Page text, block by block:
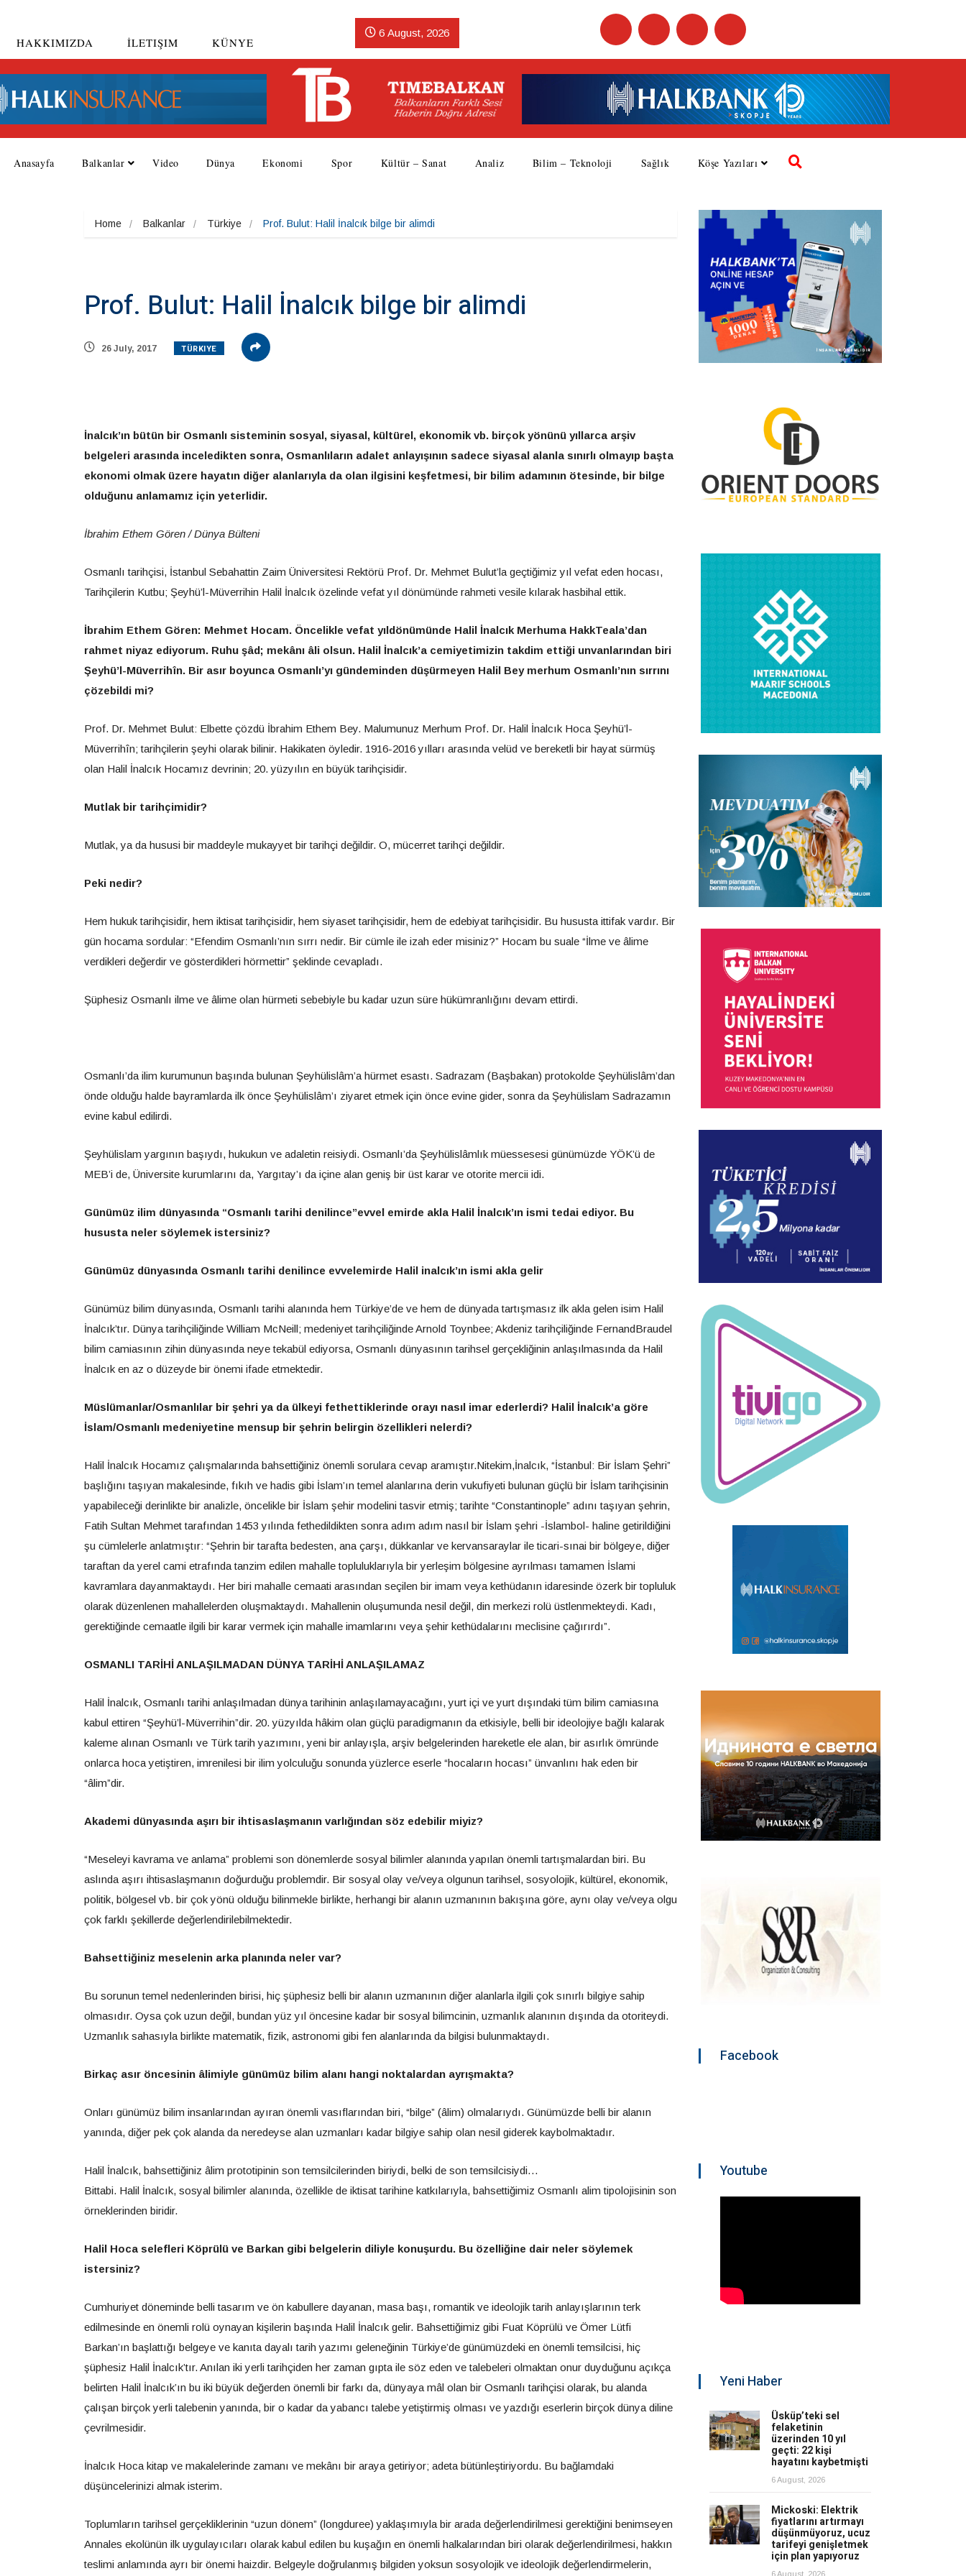
HAKKIMIZDA İLETIŞIM KÜNYE
6 August, 2026
Anasayfa Balkanlar Video Dünya Ekonomi Spor Kültür – Sanat Analiz Bilim – Teknoloji Sağlık Köşe Yazıları
Home Balkanlar Türkiye Prof. Bulut: Halil İnalcık bilge bir alimdi
Prof. Bulut: Halil İnalcık bilge bir alimdi
26 July, 2017 TÜRKIYE
İnalcık’ın bütün bir Osmanlı sisteminin sosyal, siyasal, kültürel, ekonomik vb. birçok yönünü yıllarca arşiv
belgeleri arasında inceledikten sonra, Osmanlıların adalet anlayışının sadece siyasal alanla sınırlı olmayıp başta
ekonomi olmak üzere hayatın diğer alanlarıyla da olan ilgisini keşfetmesi, bir bilim adamının ötesinde, bir bilge
olduğunu anlamamız için yeterlidir.
İbrahim Ethem Gören / Dünya Bülteni
Osmanlı tarihçisi, İstanbul Sebahattin Zaim Üniversitesi Rektörü Prof. Dr. Mehmet Bulut’la geçtiğimiz yıl vefat eden hocası,
Tarihçilerin Kutbu; Şeyhü’l-Müverrihin Halil İnalcık özelinde vefat yıl dönümünde rahmeti vesile kılarak hasbihal ettik.
İbrahim Ethem Gören: Mehmet Hocam. Öncelikle vefat yıldönümünde Halil İnalcık Merhuma HakkTeala’dan
rahmet niyaz ediyorum. Ruhu şâd; mekânı âli olsun. Halil İnalcık’a cemiyetimizin takdim ettiği unvanlarından biri
Şeyhü’l-Müverrihîn. Bir asır boyunca Osmanlı’yı gündeminden düşürmeyen Halil Bey merhum Osmanlı’nın sırrını
çözebildi mi?
Prof. Dr. Mehmet Bulut: Elbette çözdü İbrahim Ethem Bey. Malumunuz Merhum Prof. Dr. Halil İnalcık Hoca Şeyhü’l-
Müverrihîn; tarihçilerin şeyhi olarak bilinir. Hakikaten öyledir. 1916-2016 yılları arasında velüd ve bereketli bir hayat sürmüş
olan Halil İnalcık Hocamız devrinin; 20. yüzyılın en büyük tarihçisidir.
Mutlak bir tarihçimidir?
Mutlak, ya da hususi bir maddeyle mukayyet bir tarihçi değildir. O, mücerret tarihçi değildir.
Peki nedir?
Hem hukuk tarihçisidir, hem iktisat tarihçisidir, hem siyaset tarihçisidir, hem de edebiyat tarihçisidir. Bu hususta ittifak vardır. Bir
gün hocama sordular: “Efendim Osmanlı’nın sırrı nedir. Bir cümle ile izah eder misiniz?” Hocam bu suale “İlme ve âlime
verdikleri değerdir ve gösterdikleri hörmettir” şeklinde cevapladı.
Şüphesiz Osmanlı ilme ve âlime olan hürmeti sebebiyle bu kadar uzun süre hükümranlığını devam ettirdi.
Osmanlı’da ilim kurumunun başında bulunan Şeyhülislâm’a hürmet esastı. Sadrazam (Başbakan) protokolde Şeyhülislâm’dan
önde olduğu halde bayramlarda ilk önce Şeyhülislâm’ı ziyaret etmek için önce evine gider, sonra da Şeyhülislam Sadrazamın
evine kabul edilirdi.
Şeyhülislam yargının başıydı, hukukun ve adaletin reisiydi. Osmanlı’da Şeyhülislâmlık müessesesi günümüzde YÖK’ü de
MEB’i de, Üniversite kurumlarını da, Yargıtay’ı da içine alan geniş bir üst karar ve otorite mercii idi.
Günümüz ilim dünyasında “Osmanlı tarihi denilince”evvel emirde akla Halil İnalcık’ın ismi tedai ediyor. Bu
hususta neler söylemek istersiniz?
Günümüz dünyasında Osmanlı tarihi denilince evvelemirde Halil inalcık’ın ismi akla gelir
Günümüz bilim dünyasında, Osmanlı tarihi alanında hem Türkiye’de ve hem de dünyada tartışmasız ilk akla gelen isim Halil
İnalcık’tır. Dünya tarihçiliğinde William McNeill; medeniyet tarihçiliğinde Arnold Toynbee; Akdeniz tarihçiliğinde FernandBraudel
bilim camiasının zihin dünyasında neye tekabül ediyorsa, Osmanlı dünyasının tarihsel gerçekliğinin anlaşılmasında da Halil
İnalcık en az o düzeyde bir önemi ifade etmektedir.
Müslümanlar/Osmanlılar bir şehri ya da ülkeyi fethettiklerinde orayı nasıl imar ederlerdi? Halil İnalcık’a göre
İslam/Osmanlı medeniyetine mensup bir şehrin belirgin özellikleri nelerdi?
Halil İnalcık Hocamız çalışmalarında bahsettiğiniz önemli sorulara cevap aramıştır.Nitekim,İnalcık, “İstanbul: Bir İslam Şehri”
başlığını taşıyan makalesinde, fıkıh ve hadis gibi İslam’ın temel alanlarına derin vukufiyeti bulunan güçlü bir İslam tarihçisinin
yapabileceği derinlikte bir analizle, öncelikle bir İslam şehir modelini tasvir etmiş; tarihte “Constantinople” adını taşıyan şehrin,
Fatih Sultan Mehmet tarafından 1453 yılında fethedildikten sonra adım adım nasıl bir İslam şehri -İslambol- haline getirildiğini
şu cümlelerle anlatmıştır: “Şehrin bir tarafta bedesten, ana çarşı, dükkanlar ve kervansaraylar ile ticari-sınai bir bölgeye, diğer
taraftan da yerel cami etrafında tanzim edilen mahalle topluluklarıyla bir yerleşim bölgesine ayrılması tamamen İslami
kavramlara dayanmaktaydı. Her biri mahalle cemaati arasından seçilen bir imam veya kethüdanın idaresinde özerk bir topluluk
olarak düzenlenen mahallelerden oluşmaktaydı. Mahallenin oluşumunda nesil değil, din merkezi rolü üstlenmekteydi. Kadı,
gerektiğinde cemaatle ilgili bir karar vermek için mahalle imamlarını veya şehir kethüdalarını meclisine çağırırdı”.
OSMANLI TARİHİ ANLAŞILMADAN DÜNYA TARİHİ ANLAŞILAMAZ
Halil İnalcık, Osmanlı tarihi anlaşılmadan dünya tarihinin anlaşılamayacağını, yurt içi ve yurt dışındaki tüm bilim camiasına
kabul ettiren “Şeyhü’l-Müverrihin”dir. 20. yüzyılda hâkim olan güçlü paradigmanın da etkisiyle, belli bir ideolojiye bağlı kalarak
kaleme alınan Osmanlı ve Türk tarih yazımını, yeni bir anlayışla, arşiv belgelerinden hareketle ele alan, bir asırlık ömründe
onlarca hoca yetiştiren, imrenilesi bir ilim yolculuğu sonunda yüzlerce eserle “hocaların hocası” ünvanlını hak eden bir
“âlim”dir.
Akademi dünyasında aşırı bir ihtisaslaşmanın varlığından söz edebilir miyiz?
“Meseleyi kavrama ve anlama” problemi son dönemlerde sosyal bilimler alanında yapılan önemli tartışmalardan biri. Bu
aslında aşırı ihtisaslaşmanın doğurduğu problemdir. Bir sosyal olay ve/veya olgunun tarihsel, sosyolojik, kültürel, ekonomik,
politik, bölgesel vb. bir çok yönü olduğu bilinmekle birlikte, herhangi bir alanın uzmanının bakışına göre, aynı olay ve/veya olgu
çok farklı şekillerde değerlendirilebilmektedir.
Bahsettiğiniz meselenin arka planında neler var?
Bu sorunun temel nedenlerinden birisi, hiç şüphesiz belli bir alanın uzmanının diğer alanlarla ilgili çok sınırlı bilgiye sahip
olmasıdır. Oysa çok uzun değil, bundan yüz yıl öncesine kadar bir sosyal bilimcinin, uzmanlık alanının dışında da otoriteydi.
Uzmanlık sahasıyla birlikte matematik, fizik, astronomi gibi fen alanlarında da bilgisi bulunmaktaydı.
Birkaç asır öncesinin âlimiyle günümüz bilim alanı hangi noktalardan ayrışmakta?
Onları günümüz bilim insanlarından ayıran önemli vasıflarından biri, “bilge” (âlim) olmalarıydı. Günümüzde belli bir alanın
yanında, diğer pek çok alanda da neredeyse alan uzmanları kadar bilgiye sahip olan nesil giderek kaybolmaktadır.
Halil İnalcık, bahsettiğiniz âlim prototipinin son temsilcilerinden biriydi, belki de son temsilcisiydi…
Bittabi. Halil İnalcık, sosyal bilimler alanında, özellikle de iktisat tarihine katkılarıyla, bahsettiğimiz Osmanlı alim tipolojisinin son
örneklerinden biridir.
Halil Hoca selefleri Köprülü ve Barkan gibi belgelerin diliyle konuşurdu. Bu özelliğine dair neler söylemek
istersiniz?
Cumhuriyet döneminde belli tasarım ve ön kabullere dayanan, masa başı, romantik ve ideolojik tarih anlayışlarının terk
edilmesinde en önemli rolü oynayan kişilerin başında Halil İnalcık gelir. Bahsettiğimiz gibi Fuat Köprülü ve Ömer Lütfi
Barkan’ın başlattığı belgeye ve kanıta dayalı tarih yazımı geleneğinin Türkiye’de günümüzdeki en önemli temsilcisi, hiç
şüphesiz Halil İnalcık’tır. Anılan iki yerli tarihçiden her zaman gıpta ile söz eden ve talebeleri olmaktan onur duyduğunu açıkça
belirten Halil İnalcık’ın bu iki büyük değerden önemli bir farkı da, dünyaya mâl olan bir Osmanlı tarihçisi olarak, bu alanda
çalışan birçok yerli talebenin yanında, bir o kadar da yabancı talebe yetiştirmiş olması ve yazdığı eserlerin birçok dünya diline
çevrilmesidir.
İnalcık Hoca kitap ve makalelerinde zamanı ve mekânı bir araya getiriyor; adeta bütünleştiriyordu. Bu bağlamdaki
düşüncelerinizi almak isterim.
Toplumların tarihsel gerçekliklerinin “uzun dönem” (longduree) yaklaşımıyla bir arada değerlendirilmesi gerektiğini benimseyen
Annales ekolünün ilk uygulayıcıları olarak kabul edilen bu kuşağın en önemli halkalarından biri olarak değerlendirilmesi, hakkın
teslimi anlamında ayrı bir önemi haizdir. Belgeyle doğrulanmış bilgiden yoksun sosyolojik ve ideolojik değerlendirmelerin,
Facebook
Youtube
Yeni Haber
Üsküp’teki sel
felaketinin
üzerinden 10 yıl
geçti: 22 kişi
hayatını kaybetmişti
6 August, 2026
Mickoski: Elektrik
fiyatlarını artırmayı
düşünmüyoruz, ucuz
tarifeyi genişletmek
için plan yapıyoruz
6 August, 2026